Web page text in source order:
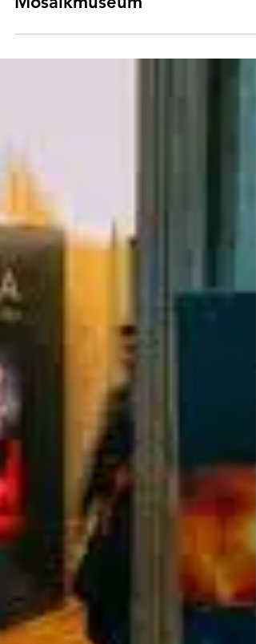
Byzantinsk mosaik kan
opleves gratis: Zeytinburnu
Mosaikmuseum